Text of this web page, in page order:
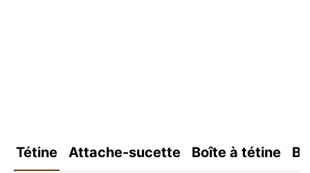
Tétine Attache-sucette Boîte à tétine